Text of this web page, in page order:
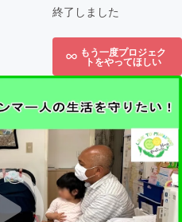
終了しました
もう一度プロジェク
トをやってほしい